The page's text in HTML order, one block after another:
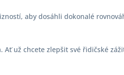
aby dosáhli dokonalé
už chcete zlepšit své řidičské